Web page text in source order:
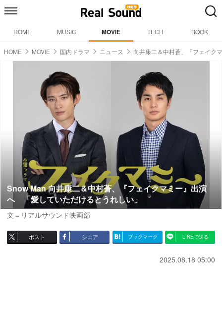
HOME MUSIC MOVIE TECH BOOK
HOME MOVIE 国内ドラマ ニュース 向井康二＆中村蒼、『フェイク
Snow Man 向井康二＆中村蒼、『フェイクマミー』出演
へ 「愛していただけるとうれしい」
文＝リアルサウンド映画部
ポスト シェア ブックマーク LINEで送る
2025.08.18 05:00